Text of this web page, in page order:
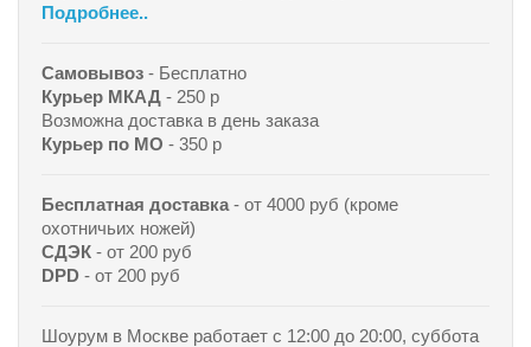
Подробнее..
Самовывоз - Бесплатно
Курьер МКАД - 250 р
Возможна доставка в день заказа
Курьер по МО - 350 р
Бесплатная доставка - от 4000 руб (кроме
охотничьих ножей)
СДЭК - от 200 руб
DPD - от 200 руб
Шоурум в Москве работает с 12:00 до 20:00, суббота